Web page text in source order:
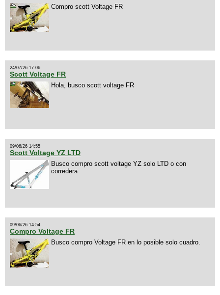
Compro scott Voltage FR
24/07/26 17:06
Scott Voltage FR
Hola, busco scott voltage FR
09/06/26 14:55
Scott Voltage YZ LTD
Busco compro scott voltage YZ solo LTD o con
corredera
09/06/26 14:54
Compro Voltage FR
Busco compro Voltage FR en lo posible solo cuadro.